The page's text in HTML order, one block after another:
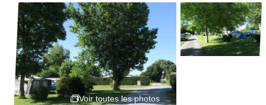
Voir toutes les photos